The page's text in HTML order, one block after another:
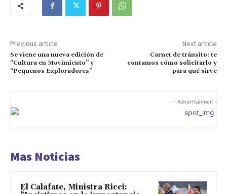
Previous article
Se viene una nueva edición de
“Cultura en Movimiento” y
“Pequeños Exploradores”
Next article
Carnet de tránsito: te
contamos cómo solicitarlo y
para qué sirve
- Advertisement -
Mas Noticias
El Calafate, Ministra Ricci: